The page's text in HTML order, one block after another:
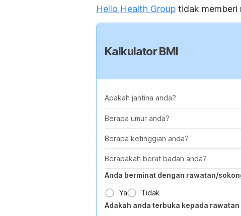
Hello Health Group tidak memberi
Kalkulator BMI
Apakah jantina anda?
Berapa umur anda?
Berapa ketinggian anda?
Berapakah berat badan anda?
Anda berminat dengan rawatan/
Ya Tidak
Adakah anda terbuka kepada